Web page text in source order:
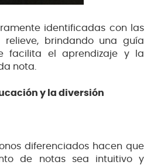
identificadas con las
relieve, brindando una guía
facilita el aprendizaje y la
nota.
y la diversión
diferenciados hacen que
de notas sea intuitivo y